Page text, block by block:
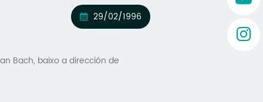
29/02/1996
Bach, baixo a dirección de